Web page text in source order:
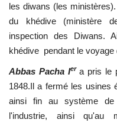
La Bourse Nasser pour
international
Actualités
Équipe de travail
Les pionniers
les diwans (les
du khédive (ministère
inspection des Diwans.
khédive pendant le voyage
Abbas Pacha Iera pris le
1848.Il a fermé les usines
ainsi fin au système de
l'industrie, ainsi qu'au